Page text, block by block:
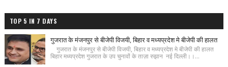
TOP 5 IN 7 DAYS
गुजरात के मंजनपुर से बीजेपी विजयी, बिहार व मध्यप्रदेश मे बीजेपी की हालत
गुजरात के मंजनपुर से बीजेपी विजयी, बिहार व मध्यप्रदेश मे बीजेपी की हालत
बिहार मध्यप्रदेश गुजरात के उप चुनावों के ताज़ा रुझान नई दिल्ली।।...